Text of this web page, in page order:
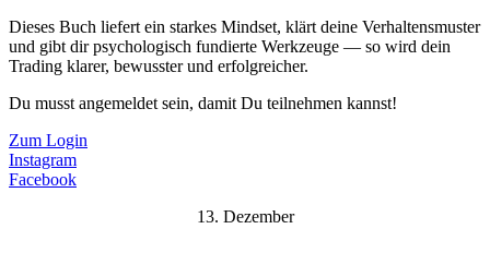
Dieses Buch liefert ein starkes Mindset, klärt deine Verhaltensmuster
und gibt dir psychologisch fundierte Werkzeuge — so wird dein
Trading klarer, bewusster und erfolgreicher.
Du musst angemeldet sein, damit Du teilnehmen kannst!
Zum Login
Instagram
Facebook
13. Dezember